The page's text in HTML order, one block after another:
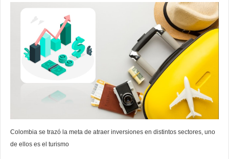
Colombia se trazó la meta de atraer inversiones en distintos sectores, uno
de ellos es el turismo